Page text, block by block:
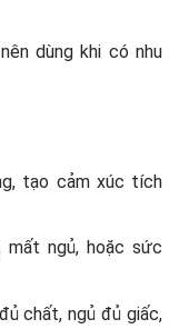
dùng khi có nhu
tạo cảm xúc tích
mất ngủ, hoặc sức
chất, ngủ đủ giấc,